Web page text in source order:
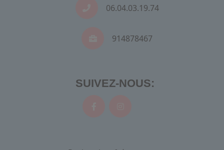
06.04.03.19.74
914878467
SUIVEZ-NOUS: